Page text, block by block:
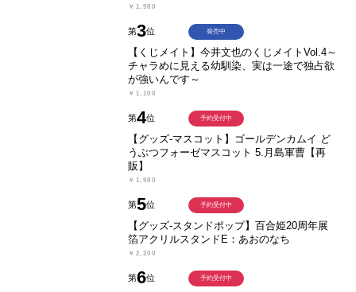
￥1,980
第3位
【くじメイト】今井文也のくじメイトVol.4～
チャラめに見える幼馴染、実は一途で独占欲
が強いんです～
￥1,100
発売中
第4位
【グッズ-マスコット】ゴールデンカムイ ど
うぶつフォーゼマスコット 5.月島軍曹【再
販】
￥1,980
予約受付中
第5位
【グッズ-スタンドポップ】百合姫20周年展
箔アクリルスタンドE：あおのなち
￥2,200
予約受付中
第6位 予約受付中